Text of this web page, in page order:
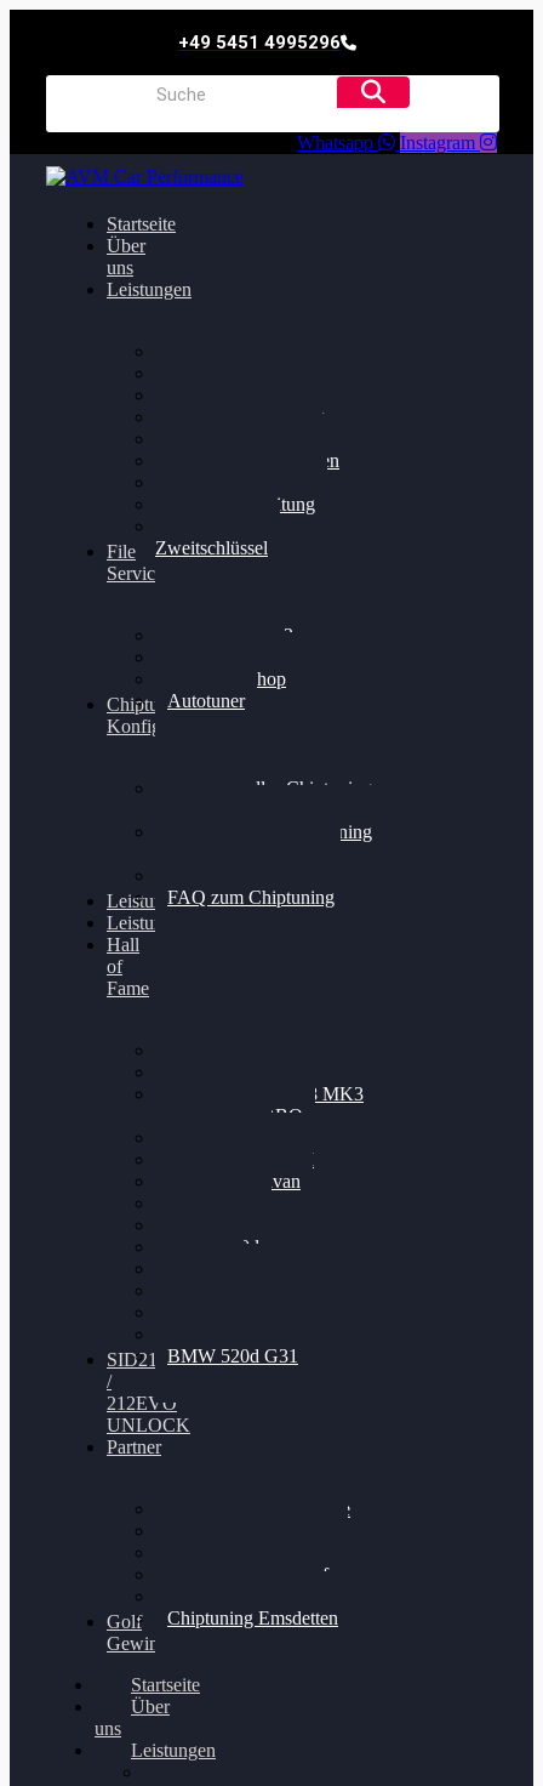
+49 5451 4995296
Whatsapp Instagram
Startseite
Über
uns
Leistungen
Getriebeoptimierung
Bremsscheiben planen
Felgenaufbereitung
Zweitschlüssel
File
Service
Alientech Kess3
Alientech Shop
Autotuner
Chiptuning
Konfigurator
Professionelles Chiptuning
Professionelles Chiptuning
FAQ zum Chiptuning
Leistungsmessung
Leistungsprüfstand
Hall
of
Fame
Nissan GT-R35 3.8 MK3
V6 TWINTURBO
VW Passat 2.0TDI
VW T6 Multivan
BMW 120d
BMW 520d G31
SID212
/
212EVO
UNLOCK
Partner
Bilgenroth Performance
Chiptuning Schüttorf
Chiptuning Emsdetten
Golf
Gewinnspiel
Startseite
Über
uns
Leistungen